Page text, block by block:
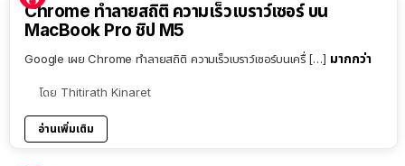
Chrome ทำลายสถิติ ความเร็วเบราว์เซอร์ บน
MacBook Pro ชิป M5
Google เผย Chrome ทำลายสถิติ ความเร็วเบราว์เซอร์บนเครื่ […] มากกว่า
โดย Thitirath Kinaret
อ่านเพิ่มเติม